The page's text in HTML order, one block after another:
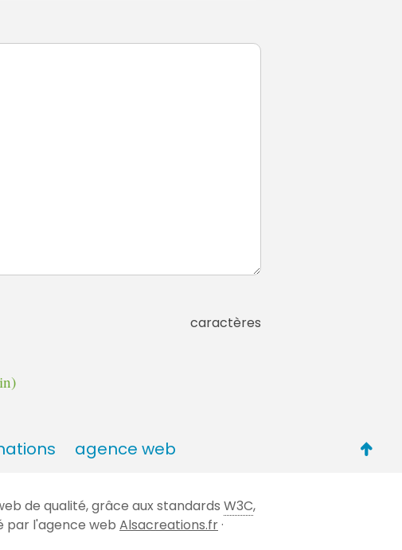
caractères
agence web
de qualité, grâce aux standards W3C,
par l'agence web Alsacreations.fr·